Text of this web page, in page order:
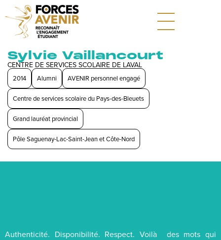
Sylvie Vaillancourt
CENTRE DE SERVICES SCOLAIRE DE LAVAL
2014 Alumni AVENIR personnel engagé
Centre de services scolaire du Pays-des-Bleuets
Grand lauréat provincial
Pôle Saguenay-Lac-Saint-Jean et Côte-Nord
Authenticité. Disponibilité. Respect. Voilà des mots qui